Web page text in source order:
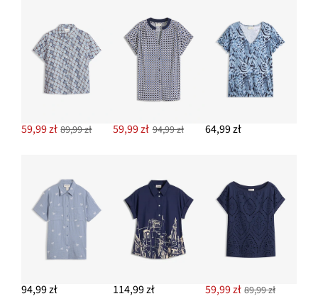
DODAJ DO KOSZYKA
59,99 zł 89,99 zł 59,99 zł 94,99 zł 64,99 zł
94,99 zł 114,99 zł 59,99 zł 89,99 zł